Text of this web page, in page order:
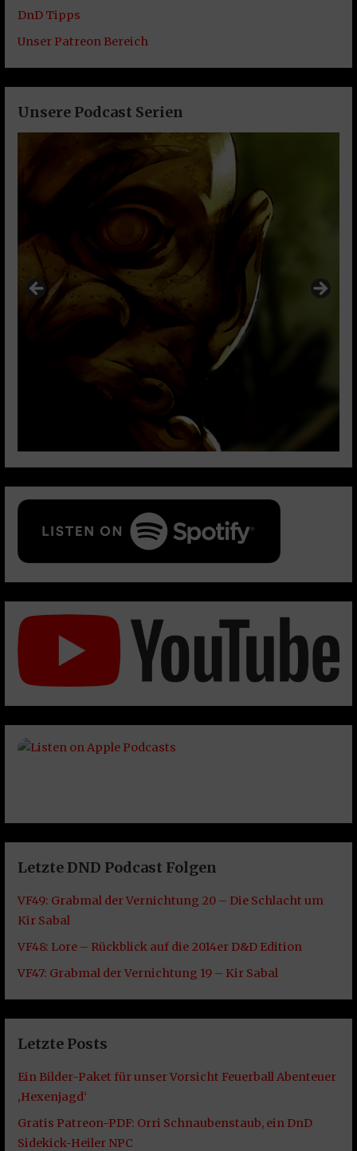
DnD Tipps
Unser Patreon Bereich
Unsere Podcast Serien
Letzte DND Podcast Folgen
VF49: Grabmal der Vernichtung 20 – Die Schlacht um
Kir Sabal
VF48: Lore – Rückblick auf die 2014er D&D Edition
VF47: Grabmal der Vernichtung 19 – Kir Sabal
Letzte Posts
Ein Bilder-Paket für unser Vorsicht Feuerball Abenteuer
‚Hexenjagd‘
Gratis Patreon-PDF: Orri Schnaubenstaub, ein DnD
Sidekick-Heiler NPC